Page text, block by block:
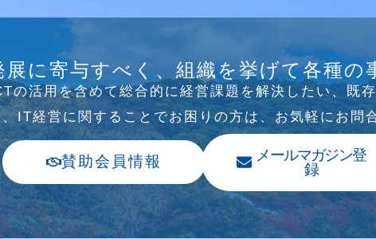
WEB/SNS研究会を行
展に寄与すべく、組織を挙げて各種の
の活⽤を含めて総合的に経営課題を解決したい、既
IT経営に関することでお困りの⽅は、お気軽にお問
賛助会員情報
メールマガジン登
録